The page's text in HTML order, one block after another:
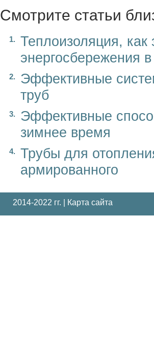
Смотрите статьи
Теплоизоляция,
энергосбережения
Эффективные
труб
Эффективные
зимнее время
Трубы для
армированного
2014-2022 гг. | Карта сайта